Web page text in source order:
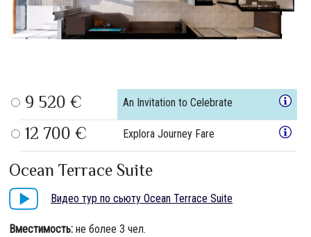
9 520 € An Invitation to Celebrate
12 700 € Explora Journey Fare
Ocean Terrace Suite
Видео тур по сьюту Ocean Terrace Suite
Вместимость: не более 3 чел.